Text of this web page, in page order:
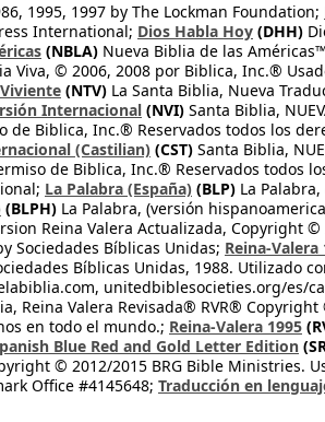
1995, 1997 by The Lockman Foundation;
International; Dios Habla Hoy (DHH)
(NBLA) Nueva Biblia de las
Viva, © 2006, 2008 por Biblica, Inc.®
(NTV) La Santa Biblia, Nueva
Internacional (NVI) Santa Biblia,
Biblica, Inc.® Reservados todos los
(Castilian) (CST) Santa Biblia,
de Biblica, Inc.® Reservados todos
La Palabra (España) (BLP) La
(BLPH) La Palabra, (versión
Reina Valera Actualizada, Copyright
Sociedades Bíblicas Unidas; Reina-Valera
Bíblicas Unidas, 1988. Utilizado
unitedbiblesocieties.org/es/
Reina Valera Revisada® RVR®
en todo el mundo.; Reina-Valera 1995
Blue Red and Gold Letter Edition
© 2012/2015 BRG Bible Ministries.
Office #4145648; Traducción en